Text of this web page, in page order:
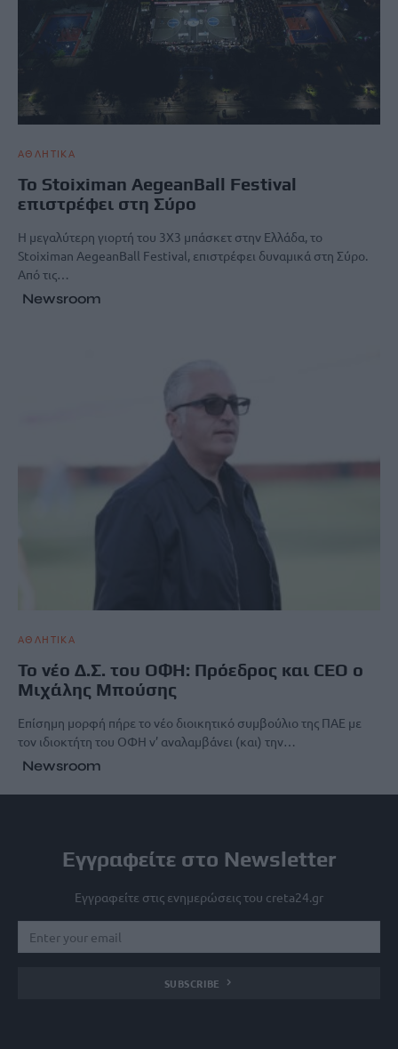
ΑΘΛΗΤΙΚΑ
Το Stoiximan AegeanBall Festival
επιστρέφει στη Σύρο
Η μεγαλύτερη γιορτή του 3X3 μπάσκετ στην Ελλάδα, το
Stoiximan AegeanBall Festival, επιστρέφει δυναμικά στη Σύρο.
Από τις…
Newsroom
ΑΘΛΗΤΙΚΑ
Το νέο Δ.Σ. του ΟΦΗ: Πρόεδρος και CEO ο
Μιχάλης Μπούσης
Επίσημη μορφή πήρε το νέο διοικητικό συμβούλιο της ΠΑΕ με
τον ιδιοκτήτη του ΟΦΗ ν’ αναλαμβάνει (και) την…
Newsroom
Εγγραφείτε στο Newsletter
Εγγραφείτε στις ενημερώσεις του creta24.gr
SUBSCRIBE